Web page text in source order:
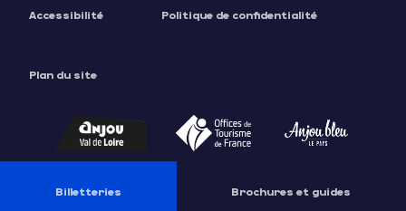
Tarifs
Accessibilité Politique de confidentialité
Plan du site
Billetteries Brochures et guides